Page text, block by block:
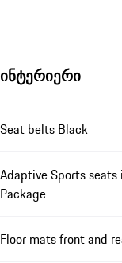
ინტერიერი
Seat belts Black
Adaptive Sports
Package
Floor mats front and